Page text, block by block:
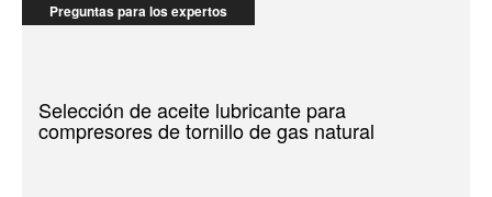
Preguntas para los expertos
Selección de aceite lubricante para
compresores de tornillo de gas natural